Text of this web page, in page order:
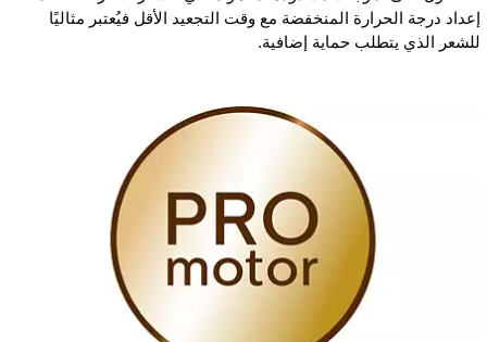
إعداد درجة الحرارة المنخفضة مع وقت التجعيد الأقل فيُعتبر مثاليًا
للشعر الذي يتطلب حماية إضافية.